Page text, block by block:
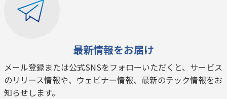
最新情報をお届け
メール登録または公式SNSをフォローいただくと、サービス
のリリース情報や、ウェビナー情報、最新のテック情報をお
知らせします。